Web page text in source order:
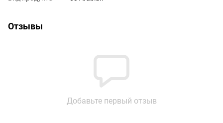
Отзывы
Добавьте первый отзыв